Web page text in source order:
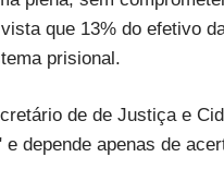
que 13% do efetivo
prisional.
de de Justiça e
depende apenas de